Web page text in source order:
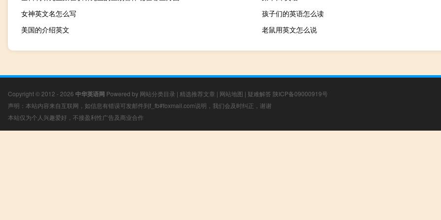
女神英文名怎么写
孩子们的英语怎么读
美国的介绍英文
老鼠用英文怎么说
Copyright © 2012 - 2026 中华英语网 Powered by 网站分类目录 | 精选推荐文章 | 网站地图 | 疑难解答 陕ICP备09000919号
声明：本站内容来自互联网，如信息有错误可发邮件到f_fb#foxmail.com说明，我们会及时纠正，谢谢
本站仅为个人兴趣爱好，不接盈利性广告及商业合作